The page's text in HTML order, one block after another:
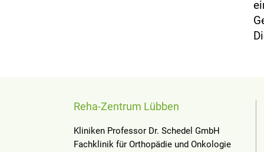
Reha-Zentrum Lübben
Kliniken Professor Dr. Schedel GmbH
Fachklinik für Orthopädie und Onkologie